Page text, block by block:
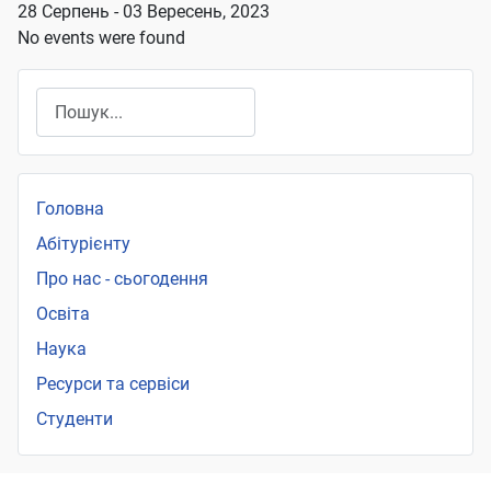
28 Серпень - 03 Вересень, 2023
No events were found
Головна
Абітурієнту
Про нас - сьогодення
Освіта
Наука
Ресурси та сервіси
Студенти